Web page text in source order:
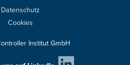
Datenschutz
Cookies
Institut GmbH